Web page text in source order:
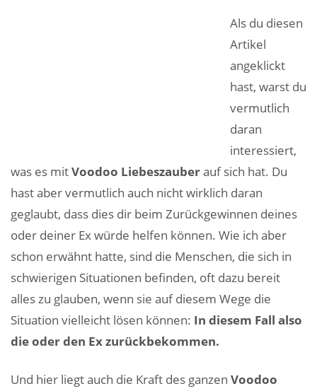
Als du diesen
Artikel
angeklickt
hast, warst du
vermutlich
daran
interessiert,
was es mitVoodoo Liebeszauberauf sich hat. Du
hast aber vermutlich auch nicht wirklich daran
geglaubt, dass dies dir beim Zurückgewinnen deines
oder deiner Ex würde helfen können. Wie ich aber
schon erwähnt hatte, sind die Menschen, die sich in
schwierigen Situationen befinden, oft dazu bereit
alles zu glauben, wenn sie auf diesem Wege die
Situation vielleicht lösen können: In diesem Fall also
die oder den Ex zurückbekommen.
Und hier liegt auch die Kraft des ganzen Voodoo